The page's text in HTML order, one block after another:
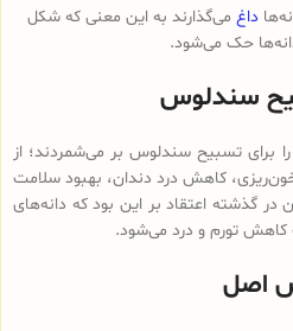
داغ می‌گذارند به این معنی که شکل
حک می‌شود.
سندلوس
برای تسبیح سندلوس بر می‌شمردند؛ از
کاهش درد دندان، بهبود سلامت
گذشته اعتقاد بر این بود که دانه‌های
تورم و درد می‌شود.
اصل